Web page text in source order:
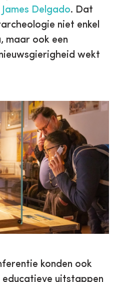
James Delgado. Dat
niet enkel
maar ook een
wekt
konden ook
educatieve uitstappen